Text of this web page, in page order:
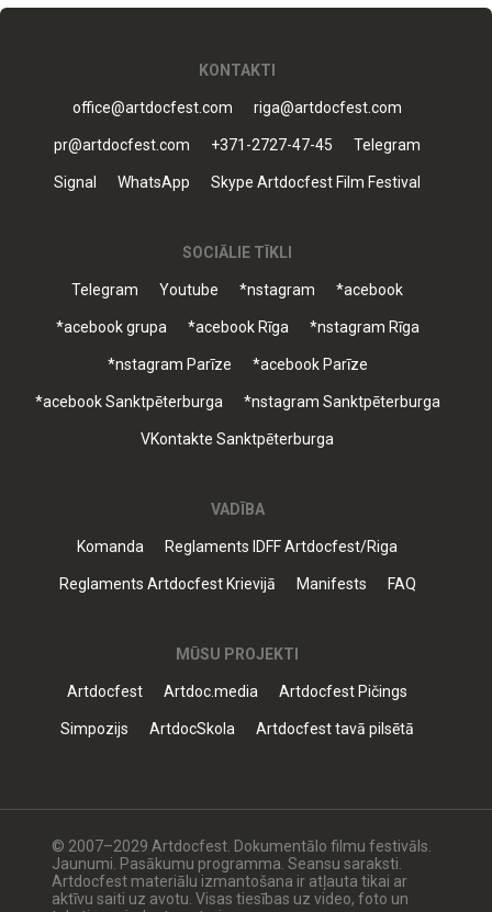
KONTAKTI
office@artdocfest.com riga@artdocfest.com
pr@artdocfest.com +371-2727-47-45 Telegram
Signal WhatsApp Skype Artdocfest Film Festival
SOCIĀLIE TĪKLI
Telegram Youtube *nstagram *acebook
*acebook grupa *acebook Rīga *nstagram Rīga
*nstagram Parīze *acebook Parīze
*acebook Sanktpēterburga *nstagram Sanktpēterburga
VKontakte Sanktpēterburga
VADĪBA
Komanda Reglaments IDFF Artdocfest/Riga
Reglaments Artdocfest Krievijā Manifests FAQ
MŪSU PROJEKTI
Artdocfest Artdoc.media Artdocfest Pičings
Simpozijs ArtdocSkola Artdocfest tavā pilsētā
© 2007–2029 Artdocfest. Dokumentālo filmu festivāls.
Jaunumi. Pasākumu programma. Seansu saraksti.
Artdocfest materiālu izmantošana ir atļauta tikai ar
aktīvu saiti uz avotu. Visas tiesības uz video, foto un